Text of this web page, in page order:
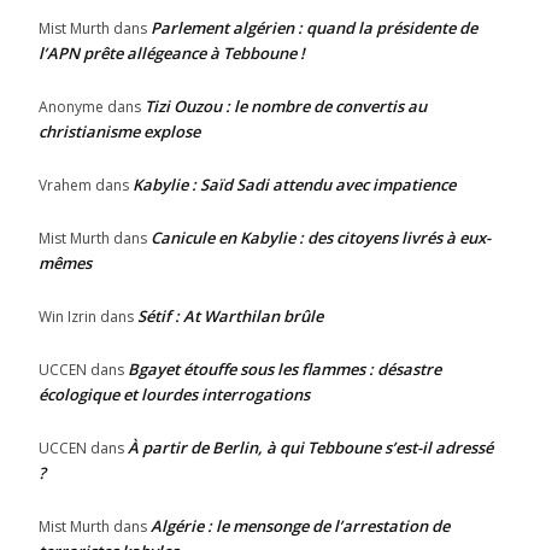
Mist Murth dans Parlement algérien : quand la présidente de
l’APN prête allégeance à Tebboune !
Anonyme dans Tizi Ouzou : le nombre de convertis au
christianisme explose
Vrahem dans Kabylie : Saïd Sadi attendu avec impatience
Mist Murth dans Canicule en Kabylie : des citoyens livrés à eux-
mêmes
Win Izrin dansSétif : At Warthilan brûle
UCCEN dans Bgayet étouffe sous les flammes : désastre
écologique et lourdes interrogations
UCCEN dansÀ partir de Berlin, à qui Tebboune s’est-il adressé
?
Mist Murth dansAlgérie : le mensonge de l’arrestation de